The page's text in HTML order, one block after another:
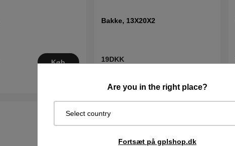
Are you in the right place?
Select country
Fortsæt på gplshop.dk
Køb
Bakke, 13X20X2
19DKK